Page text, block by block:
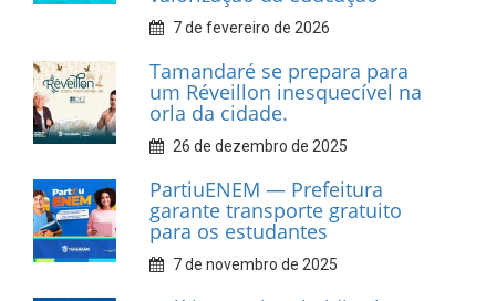
10 de fevereiro de 2026
Dia do Frevo: patrimônio
cultural em movimento
9 de fevereiro de 2026
Prefeitura de Tamandaré
fortalece apoio aos
catadores de materiais
recicláveis
9 de fevereiro de 2026